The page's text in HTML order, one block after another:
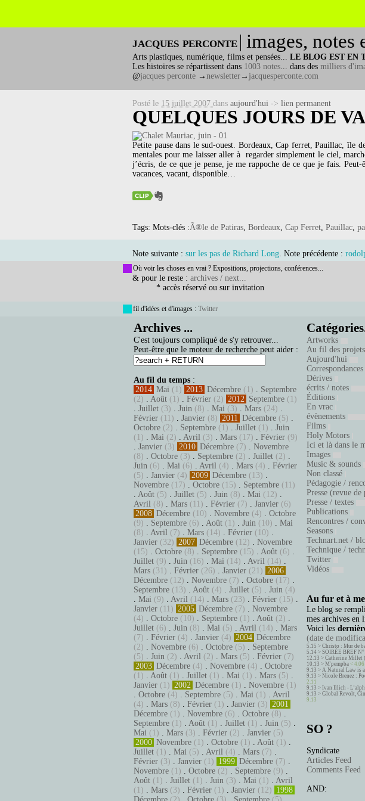
jacques perconte images, notes
Arts plastiques, numérique, films et pensées... LE BLOG EST EN
Les histoires se répartissent dans 1003 notes... dans des milliers
@jacques perconte → newsletter→ jacquesperconte.com
Posté le 15 juillet 2007 dans aujourd'hui -> lien permanent
QUELQUES JOURS DE
Petite pause dans le sud-ouest. Bordeaux, Cap ferret, Pauillac, île
mentales pour me laisser aller à regarder simplement le ciel,
j’écris, de ce que je pense, je me rappoche de ce que je fais.
vacances, vacant, disponible…
Tags: Mots-clés :Ã®le de Patiras, Bordeaux, Cap Ferret, Pauillac,
Note suivante : sur les pas de Richard Long. Note précédente :
Où voir les choses en vrai ? Expositions, projections, conférences...
& pour le reste : archives / next...
* accès réservé ou sur invitation
fil d'idées et d'images : Twitter
Archives ...
C'est toujours compliqué de s'y retrouver...
Peut-être que le moteur de recherche peut aider :
Au fil du temps :
2014 Mai (1) 2013 Décembre (1) . Septembre
(2) . Août (1) . Février (2) 2012 Septembre (1)
. Juillet (3) . Juin (8) . Mai (3) . Mars (24) .
Février (11) . Janvier (8) 2011 Décembre (5) .
Octobre (2) . Septembre (1) . Juillet (1) . Juin
(1) . Mai (2) . Avril (3) . Mars (17) . Février (9)
. Janvier (3) 2010 Décembre (7) . Novembre
(8) . Octobre (3) . Septembre (2) . Juillet (2) .
Juin (6) . Mai (6) . Avril (4) . Mars (4) . Février
(5) . Janvier (4) 2009 Décembre (13) .
Novembre (17) . Octobre (15) . Septembre (11)
. Août (5) . Juillet (5) . Juin (8) . Mai (12) .
Avril (8) . Mars (11) . Février (7) . Janvier (6)
2008 Décembre (10) . Novembre (4) . Octobre
(9) . Septembre (6) . Août (1) . Juin (10) . Mai
(8) . Avril (7) . Mars (14) . Février (10) .
Janvier (32) 2007 Décembre (12) . Novembre
(15) . Octobre (8) . Septembre (15) . Août (6) .
Juillet (9) . Juin (16) . Mai (14) . Avril (14) .
Mars (31) . Février (26) . Janvier (21) 2006
Décembre (12) . Novembre (7) . Octobre (17) .
Septembre (13) . Août (4) . Juillet (5) . Juin (4)
. Mai (9) . Avril (14) . Mars (23) . Février (15) .
Janvier (11) 2005 Décembre (7) . Novembre
(4) . Octobre (10) . Septembre (1) . Août (2) .
Juillet (6) . Juin (8) . Mai (5) . Avril (14) . Mars
(7) . Février (4) . Janvier (4) 2004 Décembre
(2) . Novembre (6) . Octobre (5) . Septembre
(5) . Juin (2) . Avril (2) . Mars (5) . Février (7)
2003 Décembre (4) . Novembre (4) . Octobre
(1) . Août (1) . Juillet (1) . Mai (1) . Mars (5) .
Janvier (1) 2002 Décembre (1) . Novembre (1)
. Octobre (4) . Septembre (5) . Mai (1) . Avril
(4) . Mars (8) . Février (1) . Janvier (3) 2001
Décembre (1) . Novembre (6) . Octobre (8) .
Septembre (1) . Août (1) . Juillet (1) . Juin (5) .
Mai (1) . Mars (3) . Février (2) . Janvier (5)
2000 Novembre (1) . Octobre (1) . Août (1) .
Juillet (1) . Mai (5) . Avril (4) . Mars (7) .
Février (3) . Janvier (1) 1999 Décembre (7) .
Novembre (1) . Octobre (2) . Septembre (9) .
Août (1) . Juillet (1) . Juin (3) . Mai (1) . Avril
(1) . Mars (3) . Février (1) . Janvier (12) 1998
Artworks
Au fil des projets
Aujourd'hui
Correspondances
Dérives
écrits / notes
Éditions
En vrac
évènements
Films
Holy Motors
Ici et là dans le
Images
Music & sounds
Non classé
Pédagogie /
Presse (revue de
Presse / textes
Publications
Rencontres /
Seasons
Technart.net /
Technique /
Twitter
Vidéos
Au fur et à
Le blog se
mes archives en
Voici les
(date de
5.15 > Christo : Mur de
5.14 > SOIRÉE BREF
12.13 > Catherine Millet
10.13 > M'pempba < 4.06
9.13 > A Natural Law is
9.13 > Nicole Brenez :
2.11
9.13 > Ivan Illich -
9.13 > Global Revolt,
9.13
SO ?
Syndicate
Articles Feed
Comments Feed
AND: